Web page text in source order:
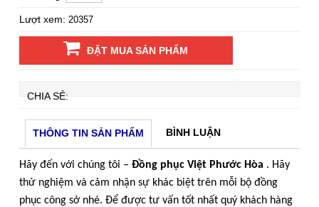
Lượt xem: 20357
ĐẶT MUA SẢN PHẨM
CHIA SẺ:
THÔNG TIN SẢN PHẨM BÌNH LUẬN
Hãy đến với chúng tôi – Đồng phục Việt Phước Hòa . Hãy
thử nghiệm và cảm nhận sự khác biệt trên mỗi bộ đồng
phục công sở nhé. Để được tư vấn tốt nhất quý khách hàng